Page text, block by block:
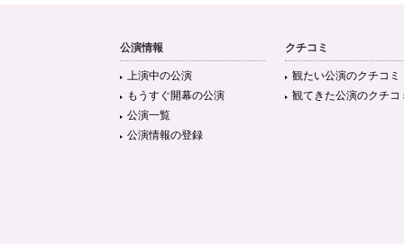
公演情報
上演中の公演
もうすぐ開幕の公演
公演一覧
公演情報の登録
クチコミ
観たい公演のクチコミ
観てきた公演のクチコ